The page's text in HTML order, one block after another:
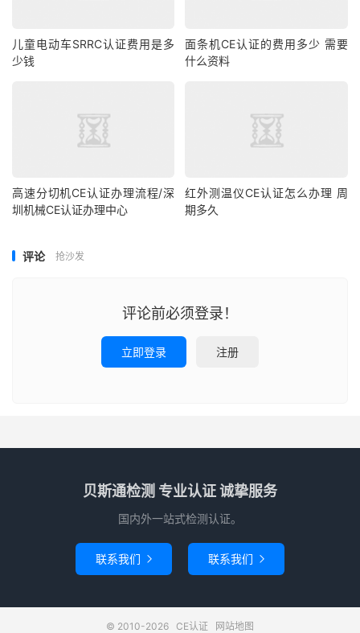
儿童电动车SRRC认证费用是多
少钱
面条机CE认证的费用多少 需要
什么资料
高速分切机CE认证办理流程/深
圳机械CE认证办理中心
红外测温仪CE认证怎么办理 周
期多久
评论 抢沙发
评论前必须登录！
立即登录 注册
贝斯通检测 专业认证 诚挚服务
国内外一站式检测认证。
联系我们  联系我们 
© 2010-2026 CE认证 网站地图